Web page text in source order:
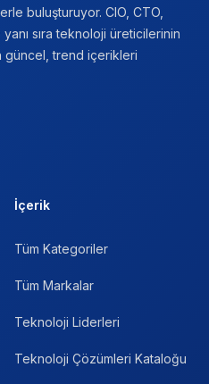
buluşturuyor. CIO, CTO,
sıra teknoloji üreticilerinin
güncel, trend içerikleri
İçerik
Tüm Kategoriler
Tüm Markalar
Teknoloji Liderleri
Teknoloji Çözümleri Kataloğu